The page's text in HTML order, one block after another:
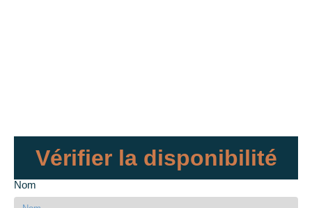
Vérifier la disponibilité
Nom